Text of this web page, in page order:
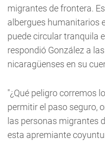
migrantes de frontera.
albergues humanitarios
puede circular tranquila
respondió González a
nicaragüenses en su
"¿Qué peligro corremos
permitir el paso seguro,
las personas migrantes
esta apremiante